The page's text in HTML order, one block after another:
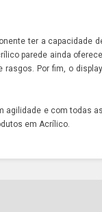
ter a capacidade
parede ainda
Por fim, o
agilidade e com todas
em Acrílico.